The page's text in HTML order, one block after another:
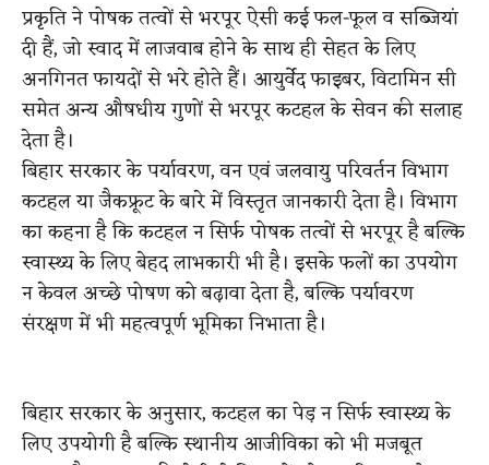
प्रकृति ने पोषक तत्वों से भरपूर ऐसी कई फल-फूल व सब्जियां
दी हैं, जो स्वाद में लाजवाब होने के साथ ही सेहत के लिए
अनगिनत फायदों से भरे होते हैं। आयुर्वेद फाइबर, विटामिन सी
समेत अन्य औषधीय गुणों से भरपूर कटहल के सेवन की सलाह
देता है।
बिहार सरकार के पर्यावरण, वन एवं जलवायु परिवर्तन विभाग
कटहल या जैकफ्रूट के बारे में विस्तृत जानकारी देता है। विभाग
का कहना है कि कटहल न सिर्फ पोषक तत्वों से भरपूर है बल्कि
स्वास्थ्य के लिए बेहद लाभकारी भी है। इसके फलों का उपयोग
न केवल अच्छे पोषण को बढ़ावा देता है, बल्कि पर्यावरण
संरक्षण में भी महत्वपूर्ण भूमिका निभाता है।
बिहार सरकार के अनुसार, कटहल का पेड़ न सिर्फ स्वास्थ्य के
लिए उपयोगी है बल्कि स्थानीय आजीविका को भी मजबूत